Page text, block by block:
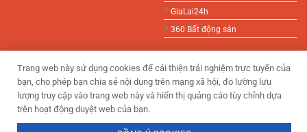
GiaLai24h
360 Bất động sản
Trang web này sử dụng cookies để cải thiện trải nghiệm trực tuyến của
bạn, cho phép bạn chia sẻ nội dung trên mạng xã hội, đo lường lưu
lượng truy cập vào trang web này và hiển thị quảng cáo tùy chỉnh dựa
trên hoạt động duyệt web của bạn.